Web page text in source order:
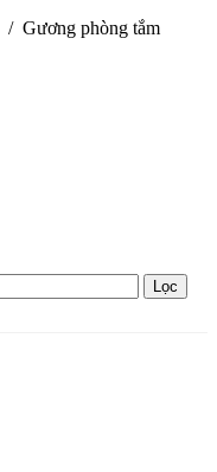
/ Gương phòng tắm
Lọc